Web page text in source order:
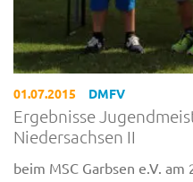
01.07.2015 DMFV
Ergebnisse
Niedersachsen II
beim MSC Garbsen e.V. am